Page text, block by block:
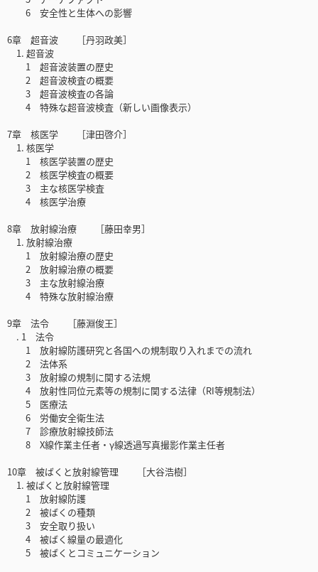
6 安全性と生体への影響
6章 超音波 ［丹羽政美］
1. 超音波
1 超音波装置の歴史
2 超音波検査の概要
3 超音波検査の各論
4 特殊な超音波検査（新しい画像表示）
7章 核医学 ［津田啓介］
1. 核医学
1 核医学装置の歴史
2 核医学検査の概要
3 主な核医学検査
4 核医学治療
8章 放射線治療 ［藤田幸男］
1. 放射線治療
1 放射線治療の歴史
2 放射線治療の概要
3 主な放射線治療
4 特殊な放射線治療
9章 法令 ［藤淵俊王］
. 1 法令
1 放射線防護研究と各国への規制取り入れまでの流れ
2 法体系
3 放射線の規制に関する法規
4 放射性同位元素等の規制に関する法律（RI等規制法）
5 医療法
6 労働安全衛生法
7 診療放射線技師法
8 X線作業主任者・γ線透過写真撮影作業主任者
10章 被ばくと放射線管理 ［大谷浩樹］
1. 被ばくと放射線管理
1 放射線防護
2 被ばくの種類
3 安全取り扱い
4 被ばく線量の最適化
5 被ばくとコミュニケーション